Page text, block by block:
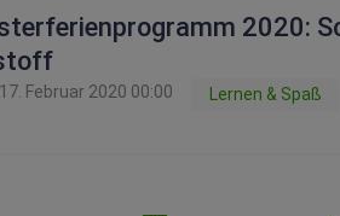
2020:
Februar 2020 00:00 Lernen & Spaß